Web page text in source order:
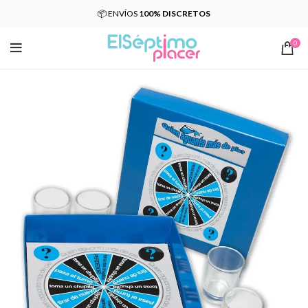
📦 ENVÍOS 100% DISCRETOS
0